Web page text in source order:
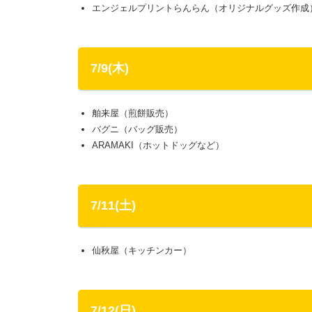
エンジェルプリントらんらん（オリジナルグッズ作成
7/9(木)
舶来屋（煎餅販売）
バグニ（バッグ販売）
ARAMAKI（ホットドッグなど）
7/11(土)
仙秋屋（キッチンカー）